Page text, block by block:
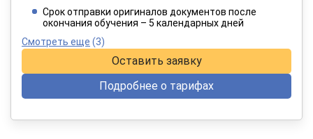
При оплате в рассрочку на 12 месяцев
Срок отправки оригиналов документов после
окончания обучения – 5 календарных дней
Смотреть еще (3)
Оставить заявку
Подробнее о тарифах